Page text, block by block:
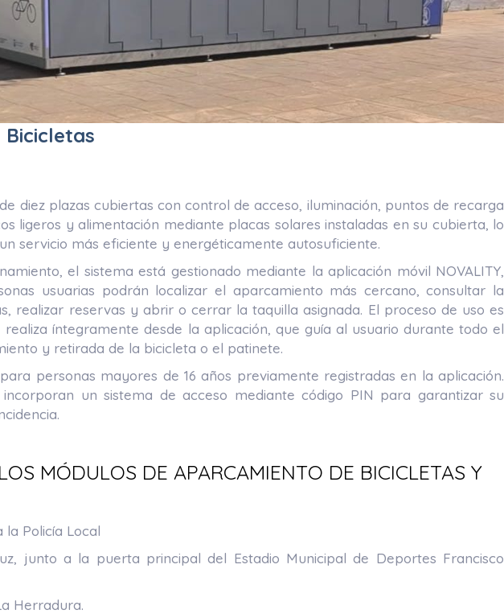
diez plazas cubiertas con control de acceso, iluminación, puntos de recarga
ligeros y alimentación mediante placas solares instaladas en su cubierta, lo
servicio más eficiente y energéticamente autosuficiente.
el sistema está gestionado mediante la aplicación móvil NOVALITY,
usuarias podrán localizar el aparcamiento más cercano, consultar la
realizar reservas y abrir o cerrar la taquilla asignada. El proceso de uso es
realiza íntegramente desde la aplicación, que guía al usuario durante todo el
y retirada de la bicicleta o el patinete.
personas mayores de 16 años previamente registradas en la aplicación.
un sistema de acceso mediante código PIN para garantizar su
MÓDULOS DE APARCAMIENTO DE BICICLETAS Y
la Policía Local
junto a la puerta principal del Estadio Municipal de Deportes Francisco
Herradura.